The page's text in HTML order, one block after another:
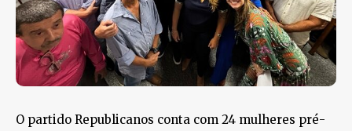
O partido Republicanos conta com 24 mulheres pré-